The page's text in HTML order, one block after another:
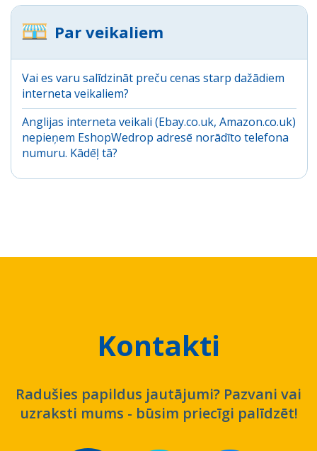
Par veikaliem
Vai es varu salīdzināt preču cenas starp dažādiem
interneta veikaliem?
Anglijas interneta veikali (Ebay.co.uk, Amazon.co.uk)
nepieņem EshopWedrop adresē norādīto telefona
numuru. Kādēļ tā?
Kontakti
Radušies papildus jautājumi? Pazvani vai
uzraksti mums - būsim priecīgi palīdzēt!